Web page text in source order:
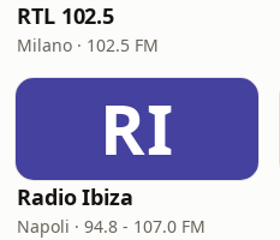
RTL 102.5
Milano · 102.5 FM
RI
Radio Ibiza
Napoli · 94.8 - 107.0 FM